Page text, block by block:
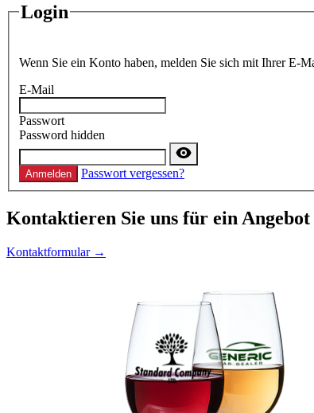
Login
Wenn Sie ein Konto haben, melden Sie sich mit Ihrer E-
E-Mail
Passwort
Password hidden
Anmelden Passwort vergessen?
Kontaktieren Sie uns für ein
Kontaktformular →